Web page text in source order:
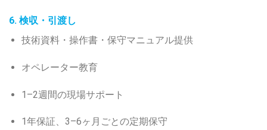
6. 検収・引渡し
技術資料・操作書・保守マニュアル提供
オペレーター教育
1–2週間の現場サポート
1年保証、3–6ヶ月ごとの定期保守